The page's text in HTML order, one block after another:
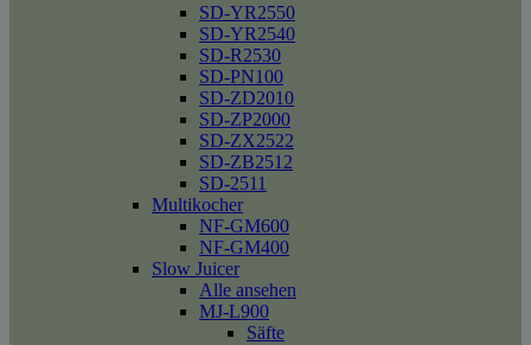
SD-YR2550
SD-YR2540
SD-R2530
SD-PN100
SD-ZD2010
SD-ZP2000
SD-ZX2522
SD-ZB2512
SD-2511
Multikocher
NF-GM600
NF-GM400
Slow Juicer
Alle ansehen
MJ-L900
Säfte